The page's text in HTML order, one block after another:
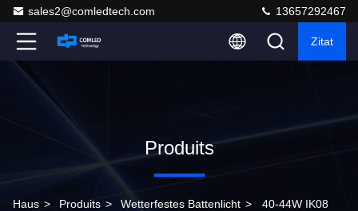
sales2@comledtech.com 13657292467
Zitat
Produits
Haus > Produits > Wetterfestes Battenlicht > 40-44W IK08